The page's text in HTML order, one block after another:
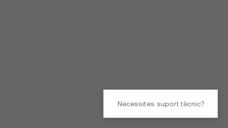
Necessites suport tècnic?